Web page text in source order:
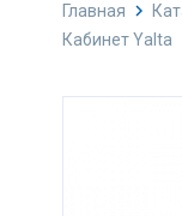
Главная
Кабинет Yalta